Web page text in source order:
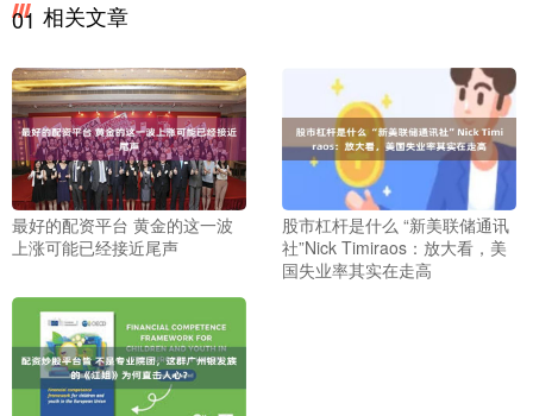
01 相关文章
最好的配资平台 黄金的这一波
上涨可能已经接近尾声
股市杠杆是什么 “新美联储通讯
社”Nick Timiraos：放大看，美
国失业率其实在走高